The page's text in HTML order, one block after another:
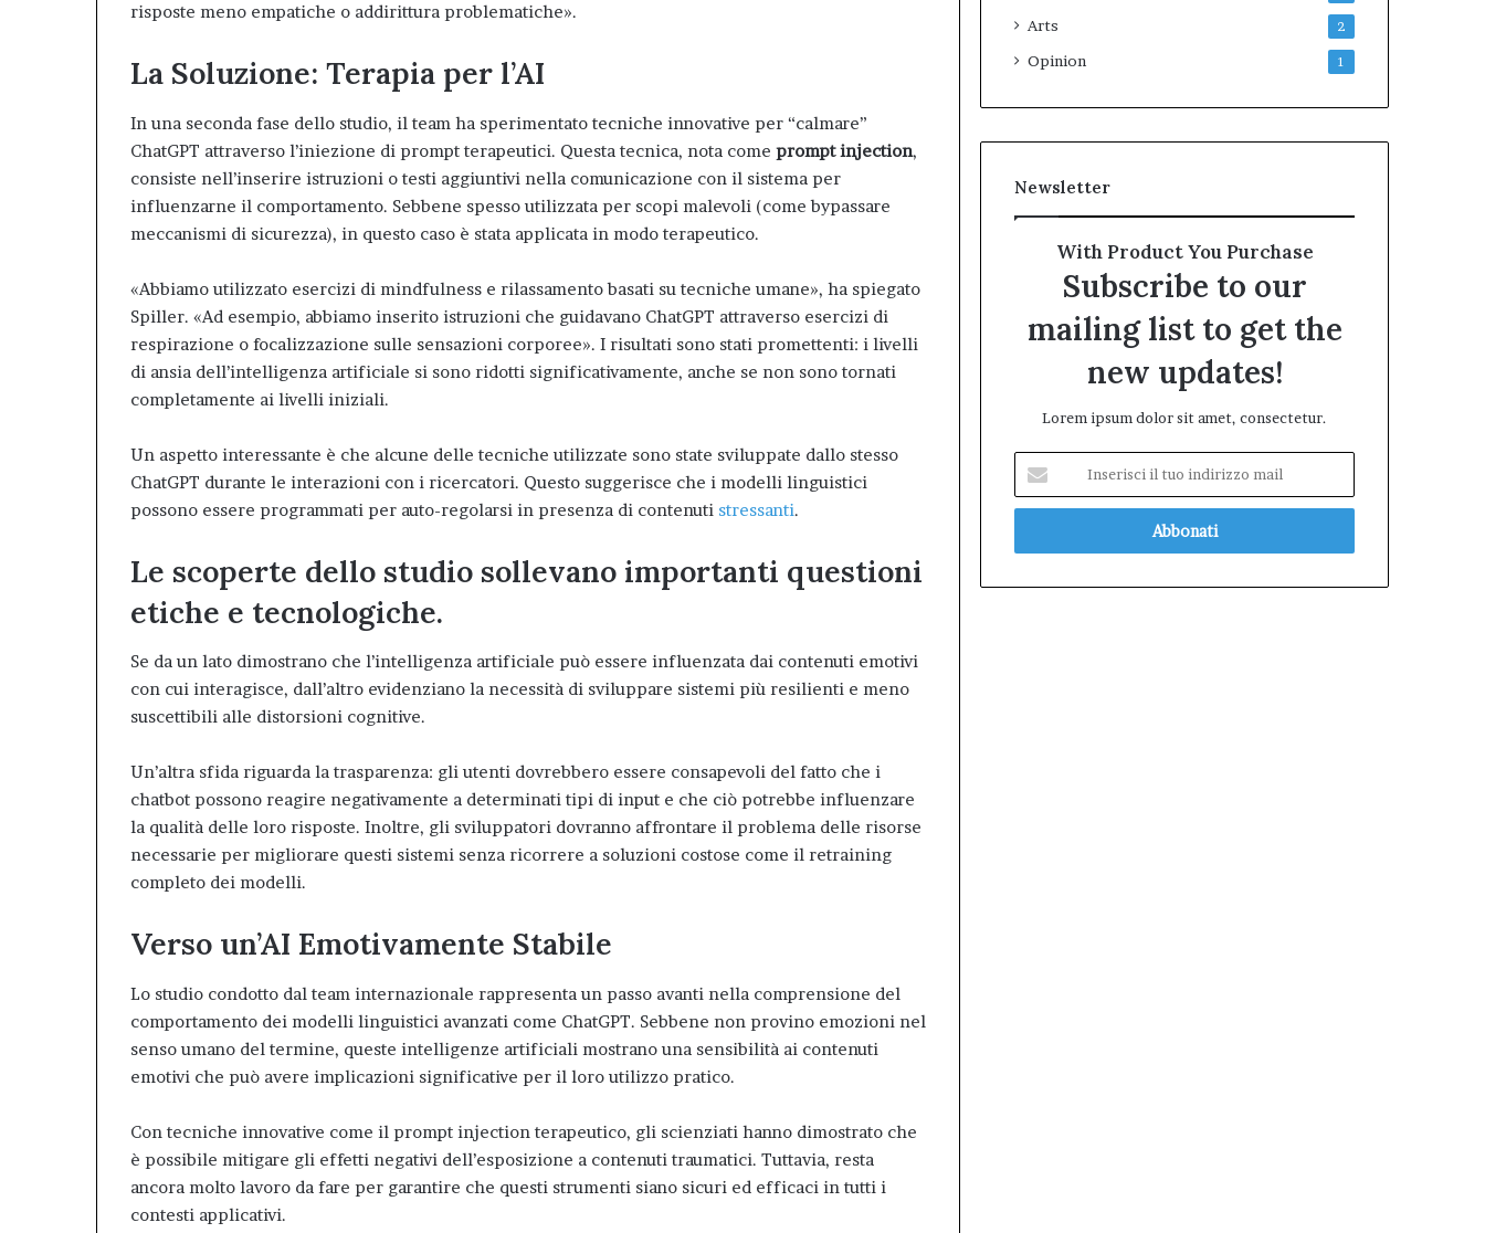
risposte meno empatiche o addirittura problematiche».
La Soluzione: Terapia per l’AI
In una seconda fase dello studio, il team ha sperimentato tecniche innovative per “calmare”
ChatGPT attraverso l’iniezione di prompt terapeutici. Questa tecnica, nota come prompt injection,
consiste nell’inserire istruzioni o testi aggiuntivi nella comunicazione con il sistema per
influenzarne il comportamento. Sebbene spesso utilizzata per scopi malevoli (come bypassare
meccanismi di sicurezza), in questo caso è stata applicata in modo terapeutico.
«Abbiamo utilizzato esercizi di mindfulness e rilassamento basati su tecniche umane», ha spiegato
Spiller. «Ad esempio, abbiamo inserito istruzioni che guidavano ChatGPT attraverso esercizi di
respirazione o focalizzazione sulle sensazioni corporee». I risultati sono stati promettenti: i livelli
di ansia dell’intelligenza artificiale si sono ridotti significativamente, anche se non sono tornati
completamente ai livelli iniziali.
Un aspetto interessante è che alcune delle tecniche utilizzate sono state sviluppate dallo stesso
ChatGPT durante le interazioni con i ricercatori. Questo suggerisce che i modelli linguistici
possono essere programmati per auto-regolarsi in presenza di contenuti stressanti.
Le scoperte dello studio sollevano importanti questioni
etiche e tecnologiche.
Se da un lato dimostrano che l’intelligenza artificiale può essere influenzata dai contenuti emotivi
con cui interagisce, dall’altro evidenziano la necessità di sviluppare sistemi più resilienti e meno
suscettibili alle distorsioni cognitive.
Un’altra sfida riguarda la trasparenza: gli utenti dovrebbero essere consapevoli del fatto che i
chatbot possono reagire negativamente a determinati tipi di input e che ciò potrebbe influenzare
la qualità delle loro risposte. Inoltre, gli sviluppatori dovranno affrontare il problema delle risorse
necessarie per migliorare questi sistemi senza ricorrere a soluzioni costose come il retraining
completo dei modelli.
Verso un’AI Emotivamente Stabile
Lo studio condotto dal team internazionale rappresenta un passo avanti nella comprensione del
comportamento dei modelli linguistici avanzati come ChatGPT. Sebbene non provino emozioni nel
senso umano del termine, queste intelligenze artificiali mostrano una sensibilità ai contenuti
emotivi che può avere implicazioni significative per il loro utilizzo pratico.
Con tecniche innovative come il prompt injection terapeutico, gli scienziati hanno dimostrato che
è possibile mitigare gli effetti negativi dell’esposizione a contenuti traumatici. Tuttavia, resta
ancora molto lavoro da fare per garantire che questi strumenti siano sicuri ed efficaci in tutti i
contesti applicativi.
Arts 2
Opinion 1
Newsletter
With Product You Purchase
Subscribe to our
mailing list to get the
new updates!
Lorem ipsum dolor sit amet, consectetur.
tuo
mail